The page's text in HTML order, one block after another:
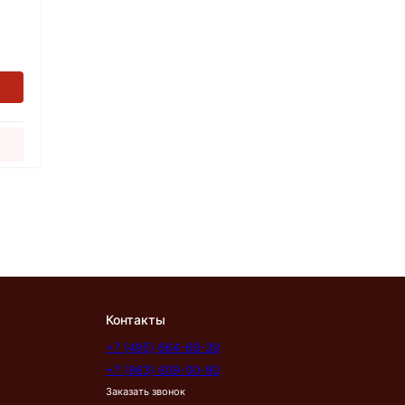
Контакты
+7 (495) 664-69-39
+7 (963) 609-00-90
Заказать звонок